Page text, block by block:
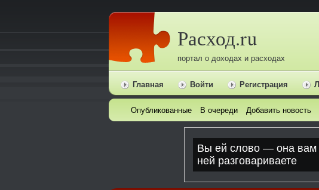
Расход.ru
портал о доходах и расходах
Главная Войти Регистрация
Опубликованные В очереди Добавить новость